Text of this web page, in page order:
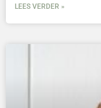
LEES VERDER »